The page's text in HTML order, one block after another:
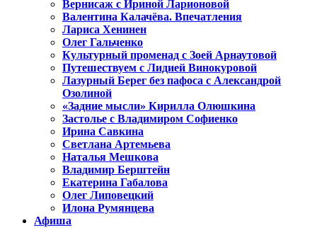
Вернисаж с Ириной Ларионовой
Валентина Калачёва. Впечатления
Лариса Хенинен
Олег Гальченко
Культурный променад с Зоей Арнаутовой
Путешествуем с Лидией Винокуровой
Лазурный Берег без пафоса с Александрой
Озолиной
«Задние мысли» Кирилла Олюшкина
Застолье с Владимиром Софиенко
Ирина Савкина
Светлана Артемьева
Наталья Мешкова
Владимир Берштейн
Екатерина Габалова
Олег Липовецкий
Илона Румянцева
Афиша